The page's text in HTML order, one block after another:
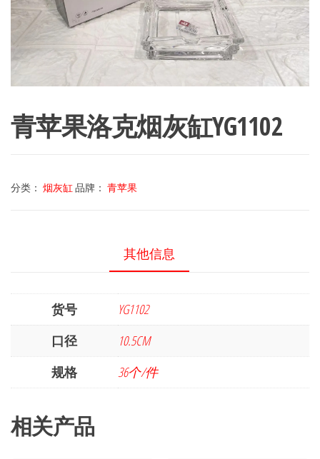
青苹果洛克烟灰缸YG1102
分类： 烟灰缸品牌： 青苹果
其他信息
货号
YG1102
口径
10.5CM
规格
36个/件
相关产品